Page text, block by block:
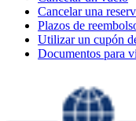
Cancelar una
Plazos de
Utilizar un cupón
Documentos para